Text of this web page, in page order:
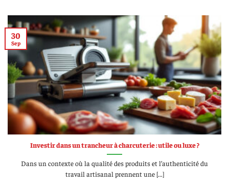
Investir dans un trancheur à charcuterie : utile ou luxe ?
Dans un contexte où la qualité des produits et l’authenticité du
travail artisanal prennent une [...]
30
Sep